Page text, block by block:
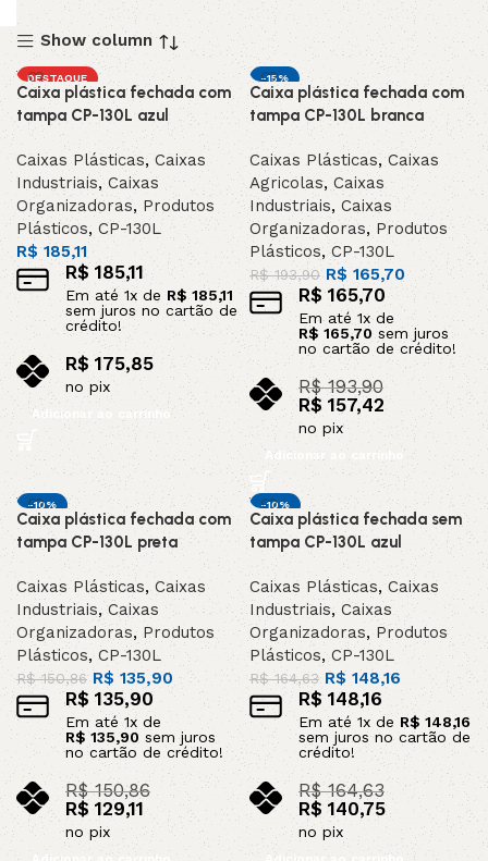
Show column
DESTAQUE
Caixa plástica fechada com
tampa CP-130L azul
Caixas Plásticas, Caixas
Industriais,Caixas
Organizadoras, Produtos
Plásticos, CP-130L
R$185,11
R$ 185,11
Em até 1x de R$185,11
sem juros no cartão de
crédito!
R$175,85
no pix
Adicionar ao carrinho
-15%
DESTAQUE
Caixa plástica fechada com
tampa CP-130L branca
Caixas Plásticas,Caixas
Agricolas, Caixas
Industriais, Caixas
Organizadoras, Produtos
Plásticos,CP-130L
R$193,90 R$ 165,70
R$165,70
Em até 1x de
R$ 165,70sem juros
no cartão de crédito!
R$193,90
R$ 157,42
no pix
Adicionar ao carrinho
-10%
DESTAQUE
Caixa plástica fechada com
tampa CP-130L preta
Caixas Plásticas,Caixas
Industriais,Caixas
Organizadoras, Produtos
Plásticos,CP-130L
R$150,86 R$ 135,90
R$ 135,90
Em até1x de
R$135,90 sem juros
no cartão de crédito!
R$150,86
R$ 129,11
no pix
-10%
DESTAQUE
Caixa plástica fechada sem
tampa CP-130L azul
Caixas Plásticas,Caixas
Industriais, Caixas
Organizadoras,Produtos
Plásticos,CP-130L
R$164,63 R$ 148,16
R$148,16
Em até 1x de R$ 148,16
sem juros no cartão de
crédito!
R$164,63
R$140,75
no pix